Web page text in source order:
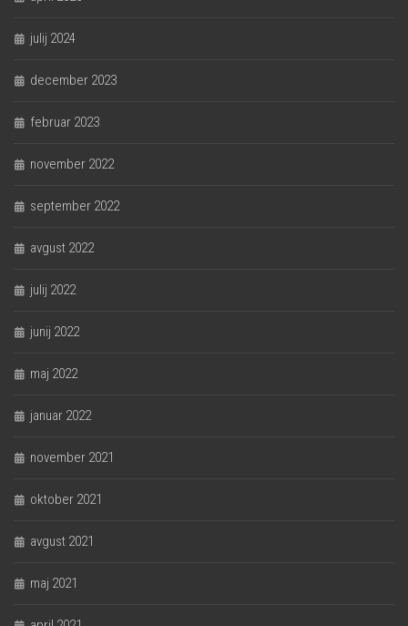
julij 2024
december 2023
februar 2023
november 2022
september 2022
avgust 2022
julij 2022
junij 2022
maj 2022
januar 2022
november 2021
oktober 2021
avgust 2021
maj 2021